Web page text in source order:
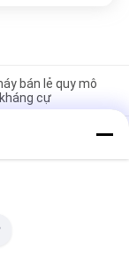
bán lẻ quy mô
cự
20kg 50kg
nền tảng điện
bán hàng tự